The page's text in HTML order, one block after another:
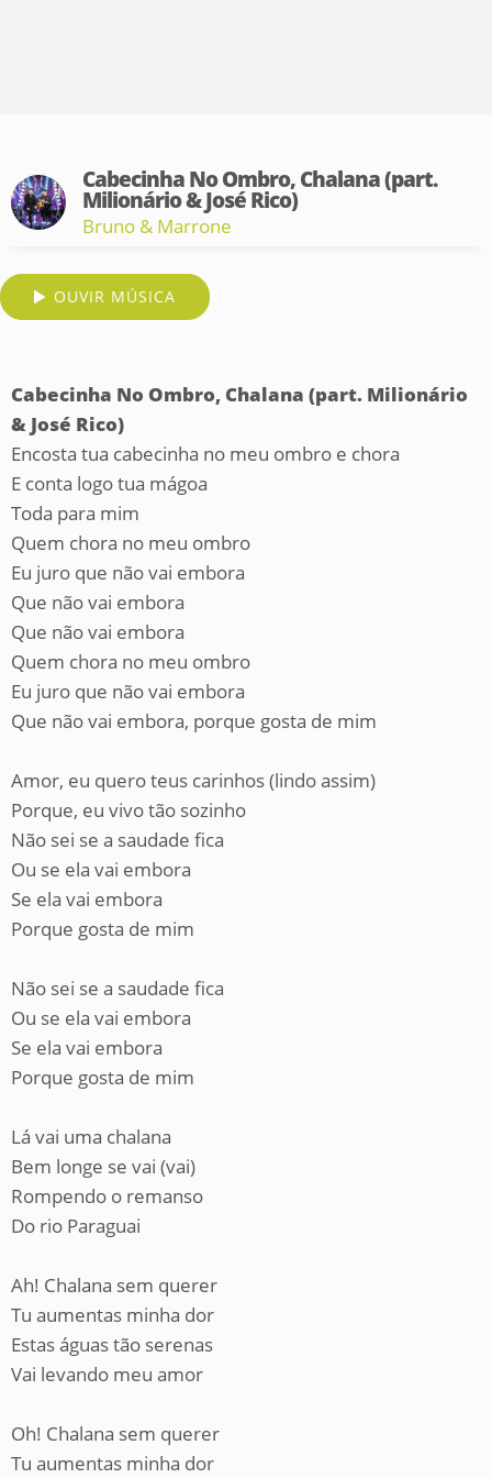
Cabecinha No Ombro, Chalana (part.
Milionário & José Rico)
Bruno & Marrone
OUVIR MÚSICA
Cabecinha No Ombro, Chalana (part. Milionário
& José Rico)
Encosta tua cabecinha no meu ombro e chora
E conta logo tua mágoa
Toda para mim
Quem chora no meu ombro
Eu juro que não vai embora
Que não vai embora
Que não vai embora
Quem chora no meu ombro
Eu juro que não vai embora
Que não vai embora, porque gosta de mim
Amor, eu quero teus carinhos (lindo assim)
Porque, eu vivo tão sozinho
Não sei se a saudade fica
Ou se ela vai embora
Se ela vai embora
Porque gosta de mim
Não sei se a saudade fica
Ou se ela vai embora
Se ela vai embora
Porque gosta de mim
Lá vai uma chalana
Bem longe se vai (vai)
Rompendo o remanso
Do rio Paraguai
Ah! Chalana sem querer
Tu aumentas minha dor
Estas águas tão serenas
Vai levando meu amor
Oh! Chalana sem querer
Tu aumentas minha dor